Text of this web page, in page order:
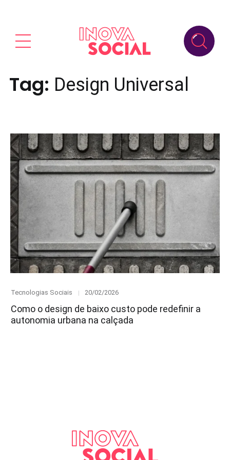
Tag: Design Universal
Category
Tecnologias Sociais
Posted
20/02/2026
Como o design de baixo custo pode redefinir a
autonomia urbana na calçada